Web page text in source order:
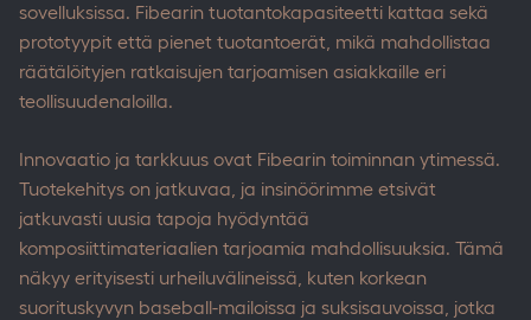
sovelluksissa. Fibearin tuotantokapasiteetti kattaa sekä
prototyypit että pienet tuotantoerät, mikä mahdollistaa
räätälöityjen ratkaisujen tarjoamisen asiakkaille eri
teollisuudenaloilla.
Innovaatio ja tarkkuus ovat Fibearin toiminnan ytimessä.
Tuotekehitys on jatkuvaa, ja insinöörimme etsivät
jatkuvasti uusia tapoja hyödyntää
komposiittimateriaalien tarjoamia mahdollisuuksia. Tämä
näkyy erityisesti urheiluvälineissä, kuten korkean
suorituskyvyn baseball-mailoissa ja suksisauvoissa, jotka